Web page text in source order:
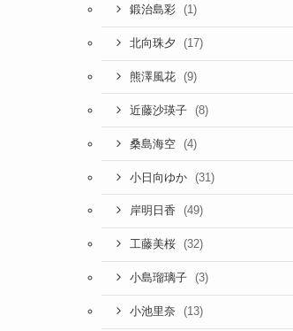
鍛治島彩 (1)
北向珠夕 (17)
熊澤風花 (9)
近藤沙瑛子 (8)
桑島海空 (4)
小日向ゆか (31)
岸明日香 (49)
工藤美桜 (32)
小島瑠璃子 (3)
小池里奈 (13)